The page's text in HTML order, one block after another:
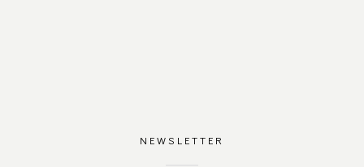
NEWSLETTER